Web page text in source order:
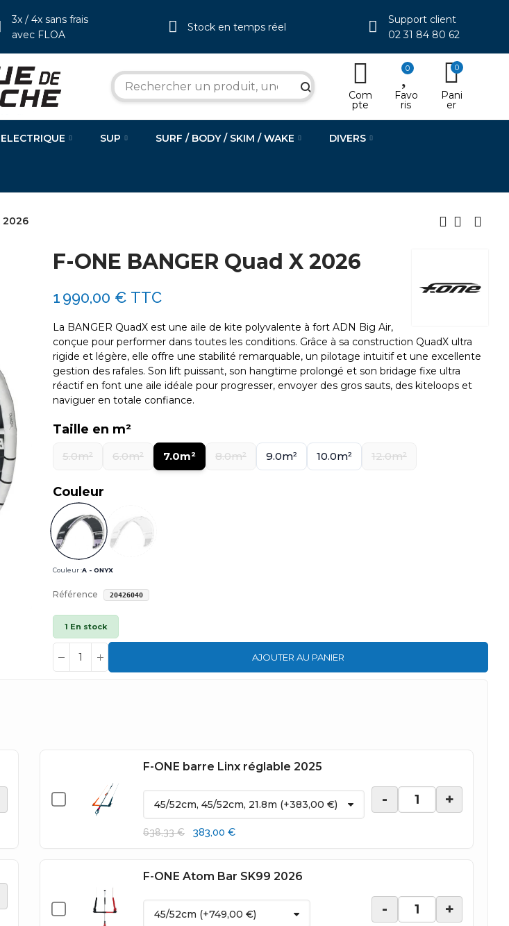
3x / 4x sans frais
avec FLOA
Stock en temps réel
Support client
02 31 84 80 62
search Com
pte
0
Favo
ris
0
Pani
er
SUP SURF / BODY / SKIM / WAKE DIVERS
2026
F-ONE BANGER Quad X 2026
1 990,00 € TTC
La BANGER QuadX est une aile de kite polyvalente à fort ADN Big Air,
conçue pour performer dans toutes les conditions. Grâce à sa construction QuadX ultra
rigide et légère, elle offre une stabilité remarquable, un pilotage intuitif et une excellente
gestion des rafales. Son lift puissant, son hangtime prolongé et son bridage fixe ultra
réactif en font une aile idéale pour progresser, envoyer des gros sauts, des kiteloops et
naviguer en totale confiance.
Taille en m²
5.0m² 6.0m² 7.0m² 8.0m² 9.0m² 10.0m² 12.0m²
Couleur
Couleur :A - ONYX
Référence 20426040
1 En stock
AJOUTER AU PANIER
F-ONE barre Linx réglable 2025
638,33 € 383,00 €
- +
F-ONE Atom Bar SK99 2026
- +